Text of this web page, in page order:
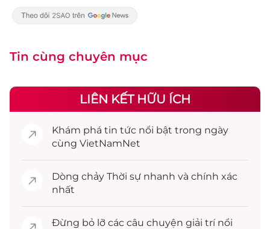
Tin cùng chuyên mục
LIÊN KẾT HỮU ÍCH
Khám phá tin tức nổi bật trong ngày
cùng VietNamNet
Dòng chảy Thời sự nhanh và chính xác
nhất
Đừng bỏ lỡ các câu chuyện giải trínổi